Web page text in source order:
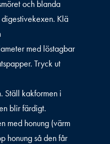
och blanda
Klä
med löstagbar
Tryck ut
Ställ kakformen i
blir färdigt.
med honung (värm
honung så den får